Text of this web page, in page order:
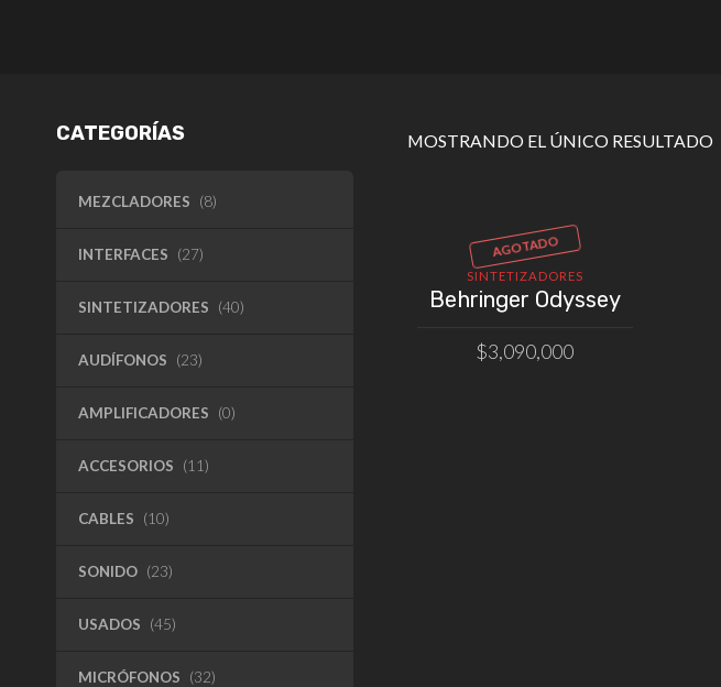
CATEGORÍAS
MEZCLADORES (8)
INTERFACES (27)
SINTETIZADORES (40)
AUDÍFONOS (23)
AMPLIFICADORES (0)
ACCESORIOS (11)
CABLES (10)
SONIDO (23)
USADOS (45)
MICRÓFONOS (32)
MOSTRANDO EL ÚNICO RESULTADO
AGOTADO
SINTETIZADORES
Behringer Odyssey
$3,090,000